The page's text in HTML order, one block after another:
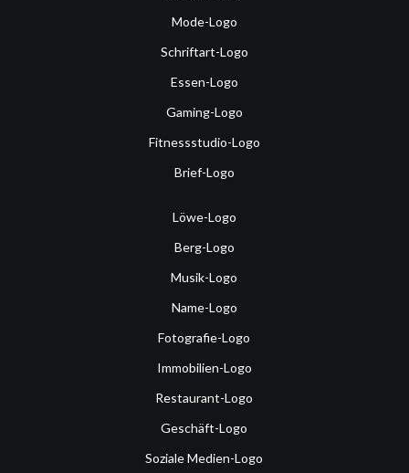
Mode-Logo
Schriftart-Logo
Essen-Logo
Gaming-Logo
Fitnessstudio-Logo
Brief-Logo
Löwe-Logo
Berg-Logo
Musik-Logo
Name-Logo
Fotografie-Logo
Immobilien-Logo
Restaurant-Logo
Geschäft-Logo
Soziale Medien-Logo